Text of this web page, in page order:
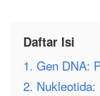
Daftar Isi
1. Gen DNA:
2. Nukleotida: